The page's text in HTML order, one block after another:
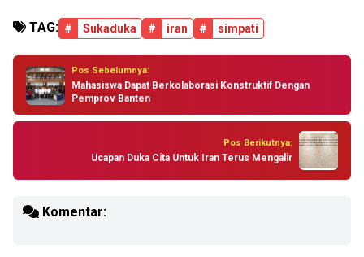
TAG: # Sukaduka # iran # simpati
Pos Sebelumnya:
Mahasiswa Dapat Berkolaborasi Konstruktif Dengan
Pemprov Banten
Pos Berikutnya:
Ucapan Duka Cita Untuk Iran Terus Mengalir
Komentar: